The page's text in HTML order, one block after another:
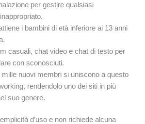
per gestire qualsiasi
i bambini di età inferiore ai 13 anni
casuali, chat video e chat di testo per
con sconosciuti.
mille nuovi membri si uniscono a questo
rendendolo uno dei siti in più
suo genere.
d’uso e non richiede alcuna